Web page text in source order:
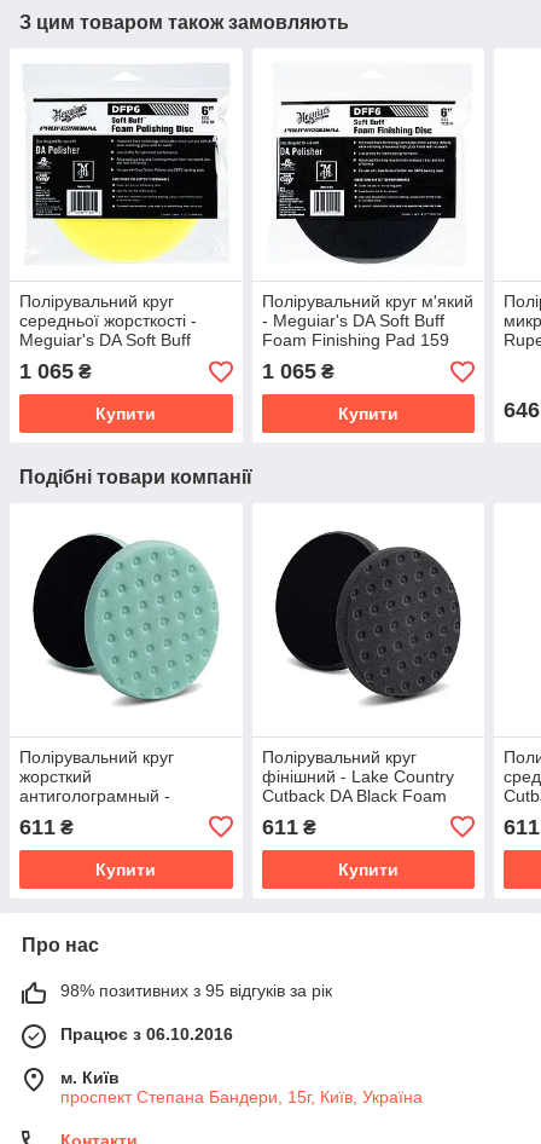
З цим товаром також замовляють
Полірувальний круг
середньої жорсткості -
Meguiar's DA Soft Buff
Foam Polishing Pad 159
мм. жовтий (DFP6)
1 065 ₴
Купити
Полірувальний круг м'який
- Meguiar's DA Soft Buff
Foam Finishing Pad 159
мм. чорний (DFF6)
1 065₴
Купити 646
Подібні товари компанії
Полірувальний круг
жорсткий
антиголограмный -
Сutback DA Foam Green
Heavy Polishing 150 мм
(78-32650CCS-152)
611 ₴
Купити
Полірувальний круг
фінішний - Lake Country
Сutback DA Black Foam
152)
611₴
Купити
611
Про нас
98% позитивних з 95 відгуків за рік
Працює з 06.10.2016
м. Київ
проспект Степана Бандери, 15г, Київ, Україна